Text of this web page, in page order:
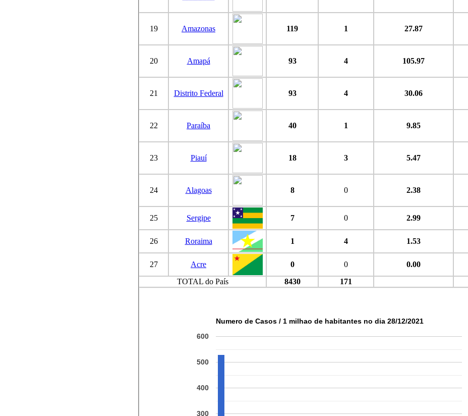
19 Amazonas 119 1 27.87
20 Amapá 93 4 105.97
21 Distrito Federal 93 4 30.06
22 Paraíba 40 1 9.85
23 Piauí 18 3 5.47
24 Alagoas 8 0 2.38
25 Sergipe 7 0 2.99
26 Roraima 1 4 1.53
27 Acre 0 0 0.00
TOTAL do País
8430 171
Numero de Casos / 1 milhao de habitantes no dia 28/12/2021
300
400
500
600